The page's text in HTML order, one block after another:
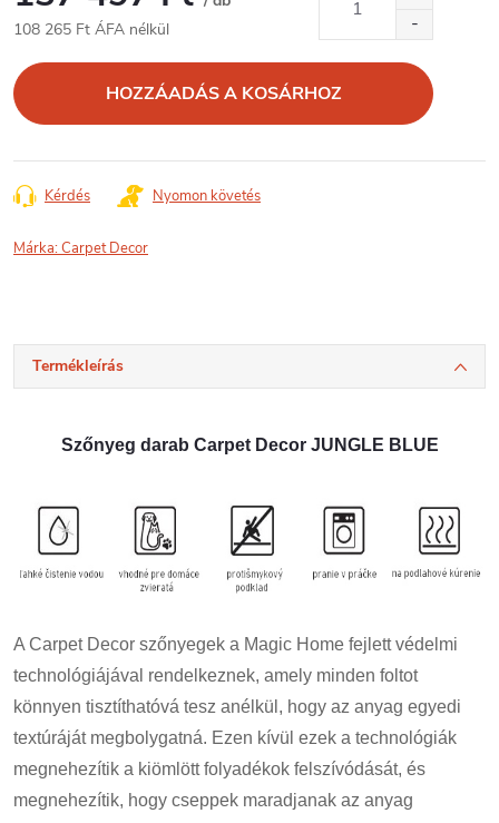
108 265 Ft ÁFA nélkül
HOZZÁADÁS A KOSÁRHOZ
Kérdés Nyomon követés
Márka:Carpet Decor
Termékleírás
Szőnyeg darab Carpet Decor JUNGLE BLUE
A Carpet Decor szőnyegek a Magic Home fejlett védelmi
technológiájával rendelkeznek, amely minden foltot
könnyen tisztíthatóvá tesz anélkül, hogy az anyag egyedi
textúráját megbolygatná. Ezen kívül ezek a technológiák
megnehezítik a kiömlött folyadékok felszívódását, és
megnehezítik, hogy cseppek maradjanak az anyag